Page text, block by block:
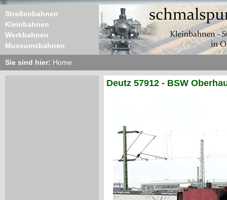
Straßenbahnen
Kleinbahnen
Werkbahnen
Museumsbahnen
Sie sind hier: Home
Deutz 57912 - BSW